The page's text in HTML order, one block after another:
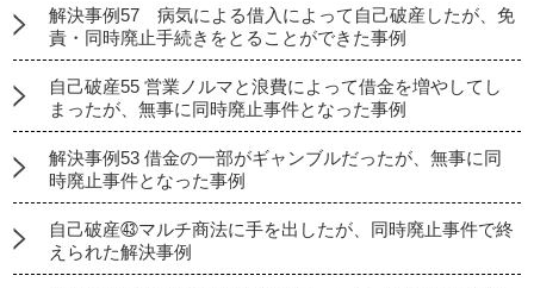
解決事例57 病気による借入によって自己破産したが、免
責・同時廃止手続きをとることができた事例
自己破産55 営業ノルマと浪費によって借金を増やしてし
まったが、無事に同時廃止事件となった事例
解決事例53 借金の一部がギャンブルだったが、無事に同
時廃止事件となった事例
自己破産㊸マルチ商法に手を出したが、同時廃止事件で終
えられた解決事例